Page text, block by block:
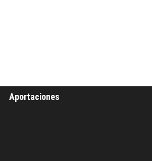
Aportaciones